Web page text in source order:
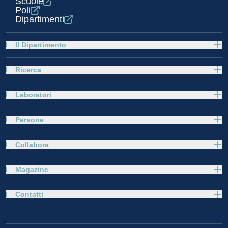
Poli
Dipartimenti
Il Dipartimento
Ricerca
Laboratori
Persone
Collabora
Magazine
Contatti